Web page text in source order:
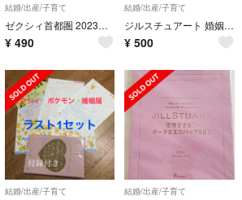
結婚/出産/子育て
ゼクシィ首都圏 2023年 02月号トートバッグのみ。
¥ 490
結婚/出産/子育て
ジルスチュアート 婚姻届 美人百花
¥ 500
結婚/出産/子育て 結婚/出産/子育て